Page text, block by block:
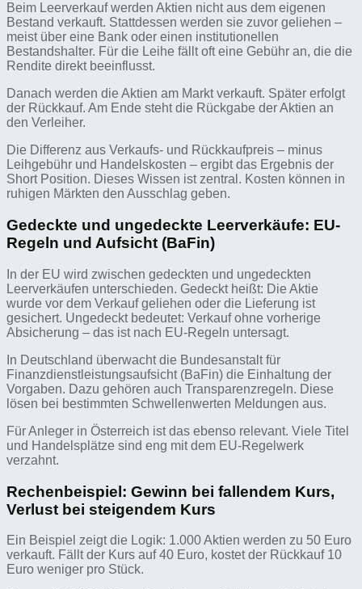
Beim Leerverkauf werden Aktien nicht aus dem eigenen
Bestand verkauft. Stattdessen werden sie zuvor geliehen –
meist über eine Bank oder einen institutionellen
Bestandshalter. Für die Leihe fällt oft eine Gebühr an, die die
Rendite direkt beeinflusst.
Danach werden die Aktien am Markt verkauft. Später erfolgt
der Rückkauf. Am Ende steht die Rückgabe der Aktien an
den Verleiher.
Die Differenz aus Verkaufs- und Rückkaufpreis – minus
Leihgebühr und Handelskosten – ergibt das Ergebnis der
Short Position. Dieses Wissen ist zentral. Kosten können in
ruhigen Märkten den Ausschlag geben.
Gedeckte und ungedeckte Leerverkäufe: EU-
Regeln und Aufsicht (BaFin)
In der EU wird zwischen gedeckten und ungedeckten
Leerverkäufen unterschieden. Gedeckt heißt: Die Aktie
wurde vor dem Verkauf geliehen oder die Lieferung ist
gesichert. Ungedeckt bedeutet: Verkauf ohne vorherige
Absicherung – das ist nach EU-Regeln untersagt.
In Deutschland überwacht die Bundesanstalt für
Finanzdienstleistungsaufsicht (BaFin) die Einhaltung der
Vorgaben. Dazu gehören auch Transparenzregeln. Diese
lösen bei bestimmten Schwellenwerten Meldungen aus.
Für Anleger in Österreich ist das ebenso relevant. Viele Titel
und Handelsplätze sind eng mit dem EU-Regelwerk
verzahnt.
Rechenbeispiel: Gewinn bei fallendem Kurs,
Verlust bei steigendem Kurs
Ein Beispiel zeigt die Logik: 1.000 Aktien werden zu 50 Euro
verkauft. Fällt der Kurs auf 40 Euro, kostet der Rückkauf 10
Euro weniger pro Stück.